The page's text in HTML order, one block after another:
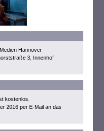
Hannover
3, Innenhof
kostenlos.
2016 per E-Mail an das